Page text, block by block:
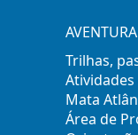
AVENTURA
Trilhas,
Mata
Área de